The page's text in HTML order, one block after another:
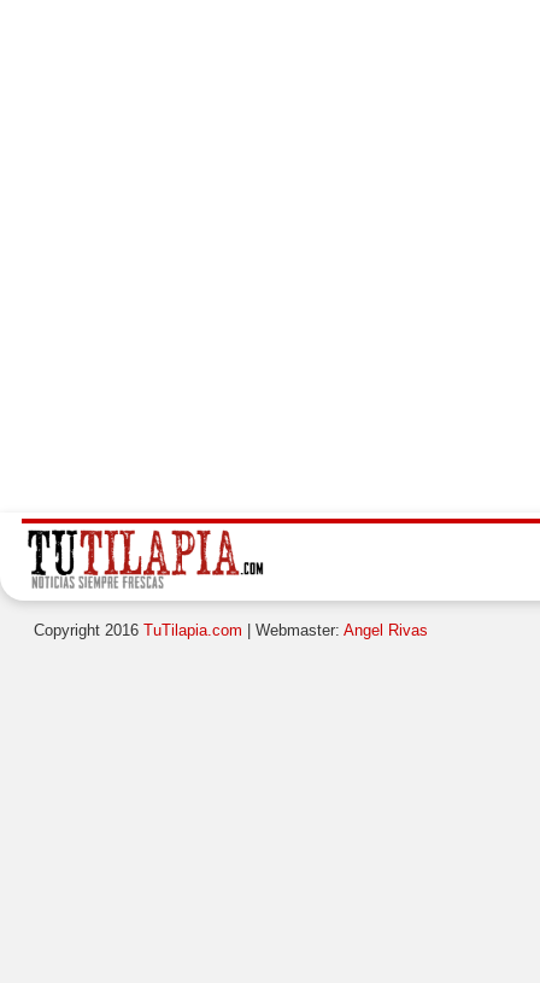
Copyright 2016 TuTilapia.com | Webmaster: Angel Rivas